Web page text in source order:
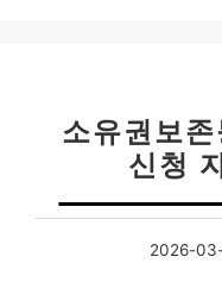
소유권보
신청
2026-